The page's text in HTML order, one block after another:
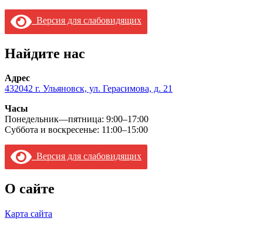
Версия для слабовидящих
Найдите нас
Адрес
432042 г. Ульяновск, ул. Герасимова, д. 21
Часы
Понедельник—пятница: 9:00–17:00
Суббота и воскресенье: 11:00–15:00
Версия для слабовидящих
О сайте
Карта сайта